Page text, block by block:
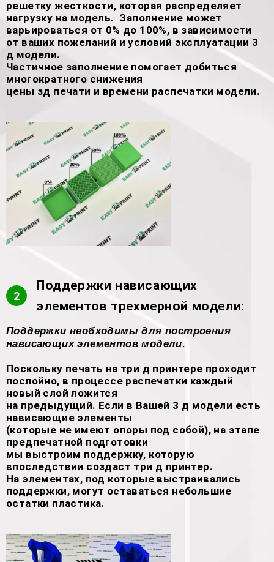
решетку жесткости, которая распределяет
нагрузку на модель. Заполнение может
варьироваться от 0% до 100%, в зависимости
от ваших пожеланий и условий эксплуатации 3
д модели.
Частичное заполнение помогает добиться
многократного снижения
цены зд печати и времени распечатки модели.
2
Поддержки нависающих
элементов трехмерной модели:
Поддержки необходимы для построения
нависающих элементов модели.
Поскольку печать на три д принтере проходит
послойно, в процессе распечатки каждый
новый слой ложится
на предыдущий. Если в Вашей 3 д модели есть
нависающие элементы
(которые не имеют опоры под собой), на этапе
предпечатной подготовки
мы выстроим поддержку, которую
впоследствии создаст три д принтер.
На элементах, под которые выстраивались
поддержки, могут оставаться небольшие
остатки пластика.